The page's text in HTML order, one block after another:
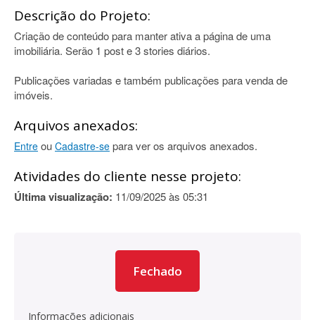
Descrição do Projeto:
Criação de conteúdo para manter ativa a página de uma
imobiliária. Serão 1 post e 3 stories diários.
Publicações variadas e também publicações para venda de
imóveis.
Arquivos anexados:
Entre ou Cadastre-se para ver os arquivos anexados.
Atividades do cliente nesse projeto:
Última visualização: 11/09/2025 às 05:31
Fechado
Informações adicionais